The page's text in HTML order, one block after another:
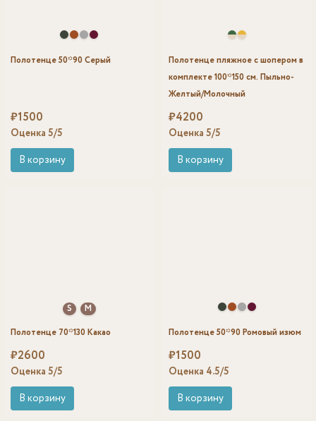
Полотенце 50*90 Серый
₽1500
Оценка 5/5
В корзину
Полотенце пляжное с шопером в
комплекте 100*150 см. Пыльно-
Желтый/Молочный
₽4200
Оценка 5/5
В корзину
S
M
Полотенце 70*130 Какао
₽2600
Оценка 5/5
В корзину
Полотенце 50*90 Ромовый изюм
₽1500
Оценка 4.5/5
В корзину